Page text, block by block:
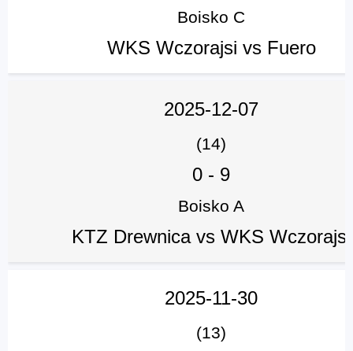
Boisko C
WKS Wczorajsi vs Fuero
2025-12-07
(14)
0 - 9
Boisko A
KTZ Drewnica vs WKS Wczorajsi
2025-11-30
(13)